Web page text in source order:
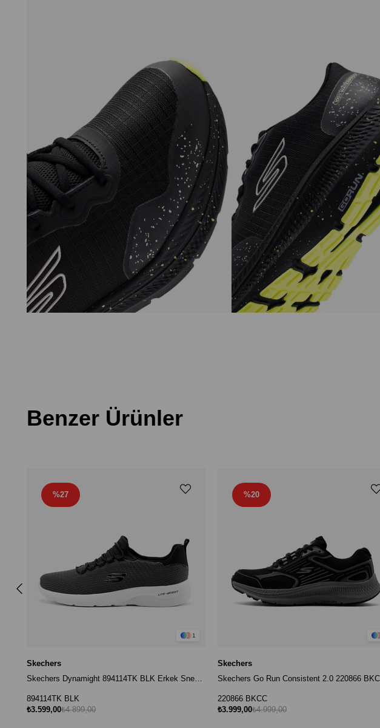
Benzer Ürünler
1
Skechers
Skechers Dynamight 894114TK BLK Erkek Sneaker - Siyah
894114TK BLK
₺3.599,00₺4.899,00
%27
Skechers
220866 BKCC
₺3.999,00₺4.999,00
%20